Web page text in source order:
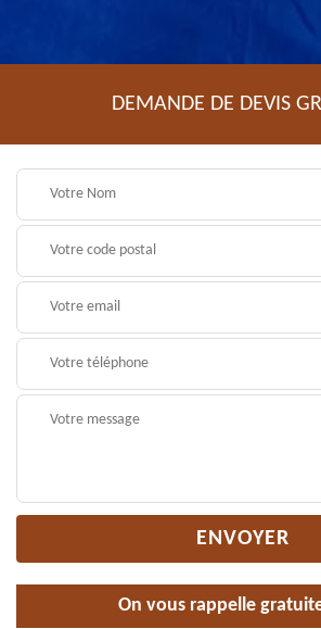
DEMANDE DE DEVIS
On vous rappelle